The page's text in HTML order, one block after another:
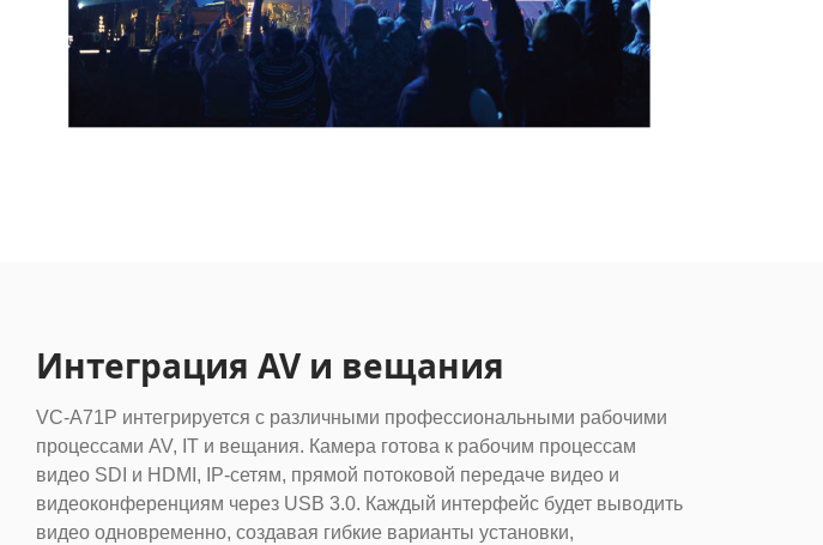
Интеграция AV и вещания
VC-A71P интегрируется с различными профессиональными рабочими
процессами AV, IT и вещания. Камера готова к рабочим процессам
видео SDI и HDMI, IP-сетям, прямой потоковой передаче видео и
видеоконференциям через USB 3.0. Каждый интерфейс будет выводить
видео одновременно, создавая гибкие варианты установки,